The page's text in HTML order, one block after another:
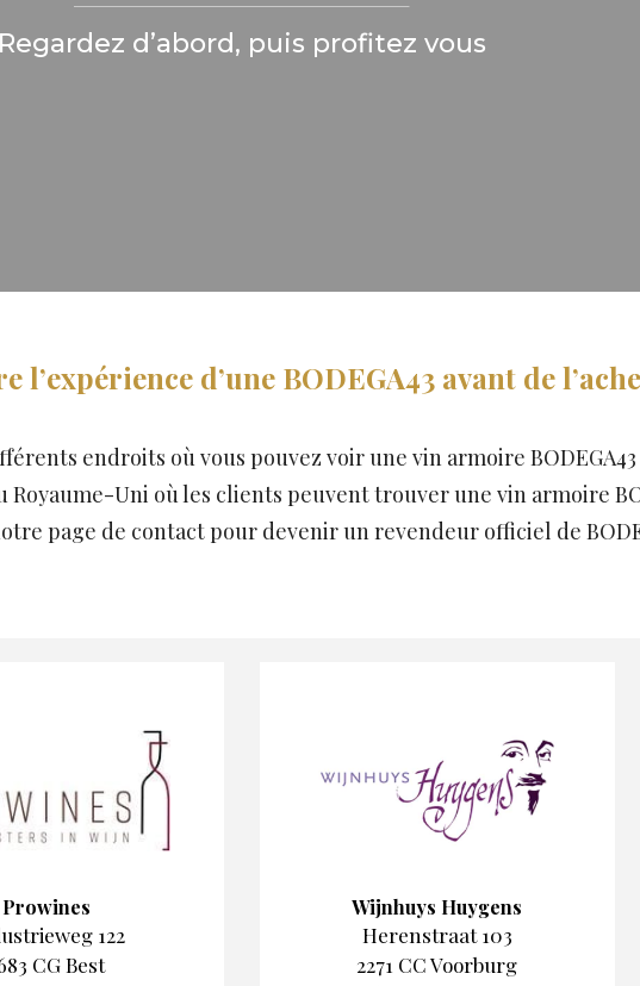
Regardez d’abord, puis profitez vous
l’expérience d’une BODEGA43 avant de
endroits où vous pouvez voir une vin armoire
Royaume-Uni où les clients peuvent trouver une vin armoire
page de contact pour devenir un revendeur officiel de
Prowines
122
CG Best
Wijnhuys Huygens
Herenstraat 103
2271 CC Voorburg